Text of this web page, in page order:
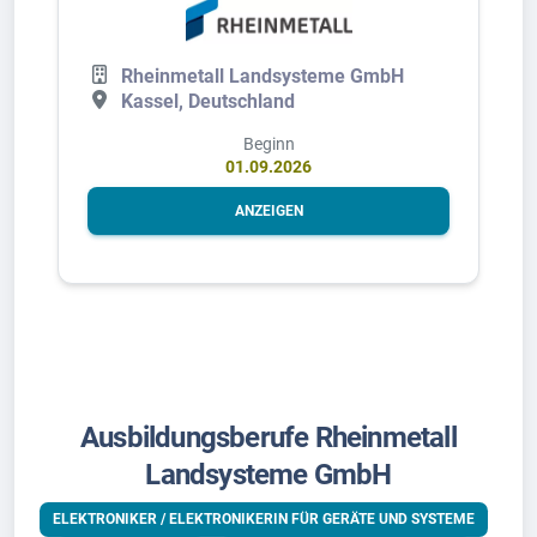
Rheinmetall Landsysteme GmbH
Kassel, Deutschland
Beginn
01.09.2026
ANZEIGEN
Ausbildungsberufe Rheinmetall
Landsysteme GmbH
ELEKTRONIKER / ELEKTRONIKERIN FÜR GERÄTE UND SYSTEME